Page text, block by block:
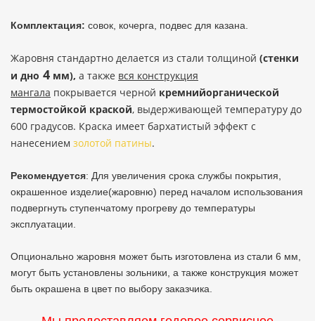
Комплектация: совок, кочерга, подвес для казана.
Жаровня стандартно делается из стали толщиной (стенки
и дно 4 мм), а также вся конструкция
мангала покрывается черной кремнийорганической
термостойкой краской, выдерживающей температуру до
600 градусов. Краска имеет бархатистый эффект с
нанесением золотой патины.
Рекомендуется: Для увеличения срока службы покрытия,
окрашенное изделие(жаровню) перед началом использования
подвергнуть ступенчатому прогреву до температуры
эксплуатации.
Опционально жаровня может быть изготовлена из стали 6 мм,
могут быть установлены зольники, а также конструкция может
быть окрашена в цвет по выбору заказчика.